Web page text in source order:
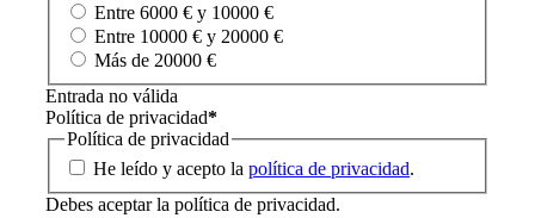
Entre 6000 € y 10000 €
Entre 10000 € y 20000 €
Más de 20000 €
Entrada no válida
Política de privacidad*
Política de privacidad
He leído y acepto la política de privacidad.
Debes aceptar la política de privacidad.